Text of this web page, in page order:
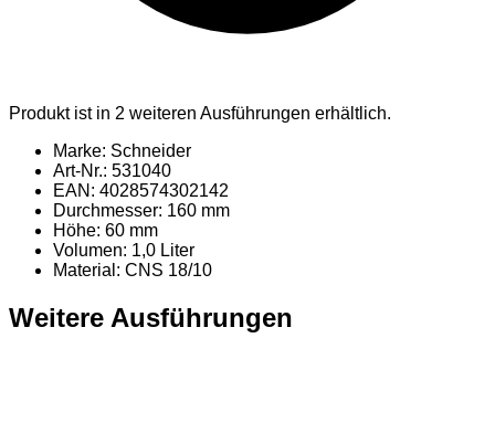
Produkt ist in 2 weiteren Ausführungen erhältlich.
Marke: Schneider
Art-Nr.: 531040
EAN: 4028574302142
Durchmesser: 160 mm
Höhe: 60 mm
Volumen: 1,0 Liter
Material : CNS 18/10
Weitere Ausführungen